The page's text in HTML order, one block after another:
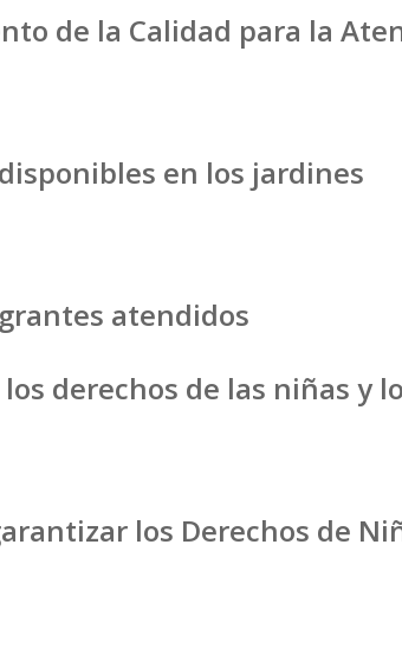
de la Calidad para la
en los jardines
atendidos
derechos de las niñas y
los Derechos de